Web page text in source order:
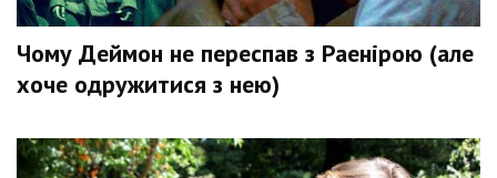
Чому Деймон не переспав з Раенірою (але
хоче одружитися з нею)